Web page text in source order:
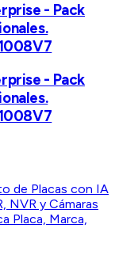
- Pack
- Pack